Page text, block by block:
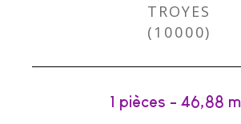
TROYES
(10000)
1 pièces - 46,88 m²